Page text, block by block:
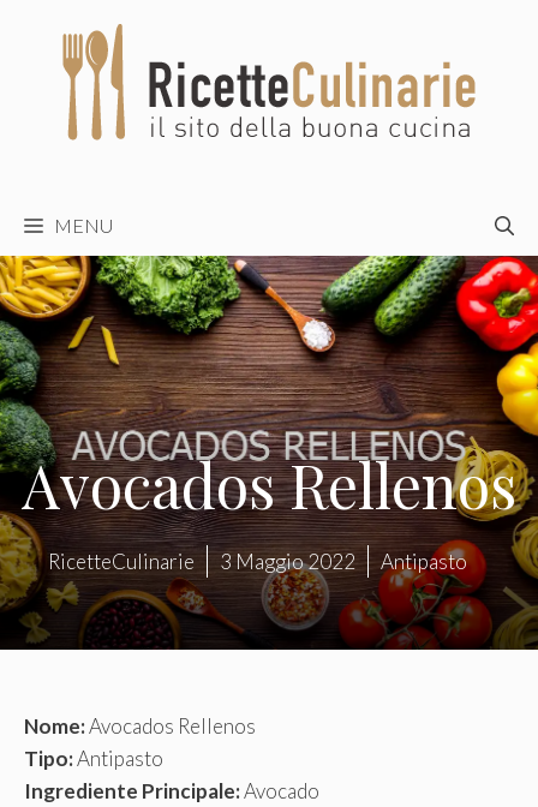
contenuto
MENU
Avocados Rellenos
RicetteCulinarie 3 Maggio 2022 Antipasto
Nome:Avocados Rellenos
Tipo:Antipasto
Ingrediente Principale:Avocado